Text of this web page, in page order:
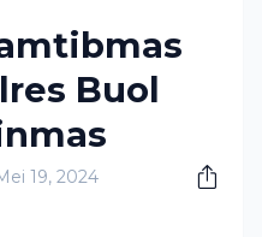
Buol
19, 2024